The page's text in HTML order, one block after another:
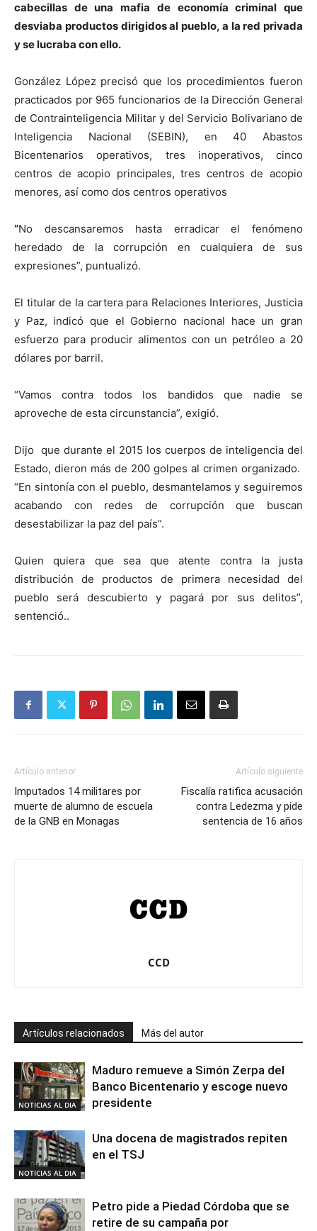
cabecillas de una mafia de economía criminal que
desviaba productos dirigidos al pueblo, a la red privada
y se lucraba con ello.
González López precisó que los procedimientos fueron
practicados por 965 funcionarios de la Dirección General
de Contrainteligencia Militar y del Servicio Bolivariano de
Inteligencia Nacional (SEBIN), en 40 Abastos
Bicentenarios operativos, tres inoperativos, cinco
centros de acopio principales, tres centros de acopio
menores, así como dos centros operativos
“No descansaremos hasta erradicar el fenómeno
heredado de la corrupción en cualquiera de sus
expresiones”, puntualizó.
El titular de la cartera para Relaciones Interiores, Justicia
y Paz, indicó que el Gobierno nacional hace un gran
esfuerzo para producir alimentos con un petróleo a 20
dólares por barril.
“Vamos contra todos los bandidos que nadie se
aproveche de esta circunstancia”, exigió.
Dijo que durante el 2015 los cuerpos de inteligencia del
Estado, dieron más de 200 golpes al crimen organizado.
“En sintonía con el pueblo, desmantelamos y seguiremos
acabando con redes de corrupción que buscan
desestabilizar la paz del país”.
Quien quiera que sea que atente contra la justa
distribución de productos de primera necesidad del
pueblo será descubierto y pagará por sus delitos”,
sentenció..
Artículo anterior
Imputados 14 militares por
muerte de alumno de escuela
de la GNB en Monagas
Artículo siguiente
Fiscalía ratifica acusación
contra Ledezma y pide
sentencia de 16 años
CCD
Artículos relacionados Más del autor
NOTICIAS AL DIA
Maduro remueve a Simón Zerpa del
Banco Bicentenario y escoge nuevo
presidente
NOTICIAS AL DIA
Una docena de magistrados repiten
en el TSJ
Petro pide a Piedad Córdoba que se
retire de su campaña por